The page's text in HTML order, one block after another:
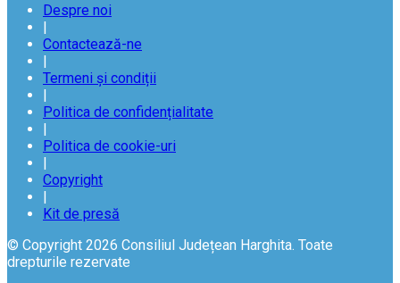
Despre noi
|
Contactează-ne
|
Termeni și condiții
|
Politica de confidențialitate
|
Politica de cookie-uri
|
Copyright
|
Kit de presă
© Copyright 2026 Consiliul Județean Harghita. Toate
drepturile rezervate